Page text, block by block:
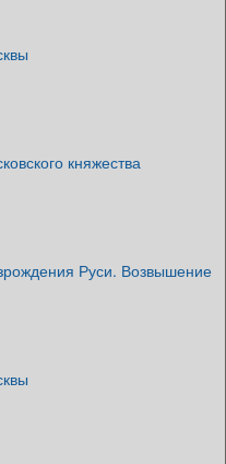
княжества
Руси. Возвышение